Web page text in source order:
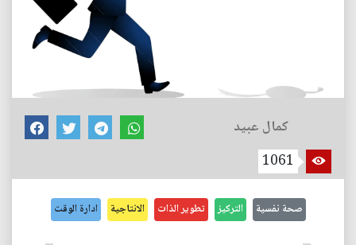
كمال عبيد
1061
صحة نفسية التركيز تطوير الذات الانتاجية ادارة الوقت